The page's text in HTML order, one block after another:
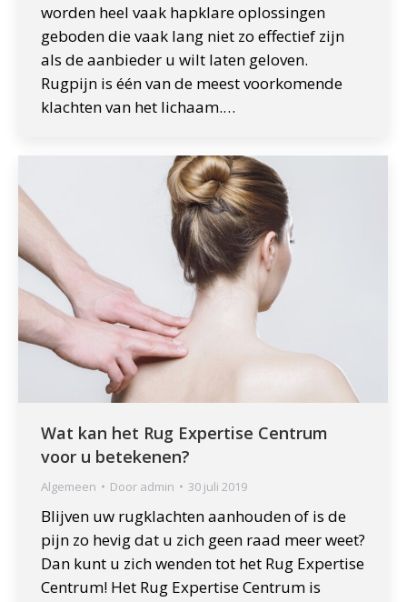
worden heel vaak hapklare oplossingen
geboden die vaak lang niet zo effectief zijn
als de aanbieder u wilt laten geloven.
Rugpijn is één van de meest voorkomende
klachten van het lichaam.…
Wat kan het Rug Expertise Centrum
voor u betekenen?
Algemeen Door admin 30 juli 2019
Blijven uw rugklachten aanhouden of is de
pijn zo hevig dat u zich geen raad meer weet?
Dan kunt u zich wenden tot het Rug Expertise
Centrum! Het Rug Expertise Centrum is